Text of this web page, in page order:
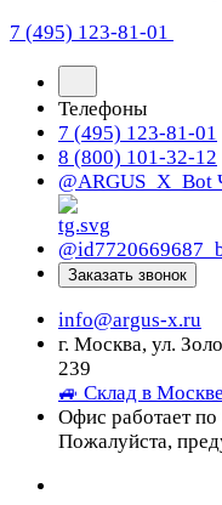
7 (495) 123-81-01
Телефоны
7 (495) 123-81-01
8 (800) 101-32-12
@ARGUS_X_Bot
Заказать звонок
info@argus-x.ru
г. Москва, ул.
239
🚙 Склад в Москве
Офис работает
Пожалуйста,